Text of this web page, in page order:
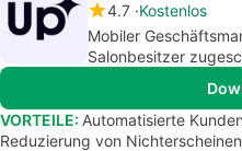
4.7 Kostenlos
Mobiler
Salonbesitzer
VORTEILE: Automatisierte
Reduzierung von